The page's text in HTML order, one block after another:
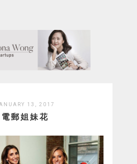
13, 2017
電郵姐妹花